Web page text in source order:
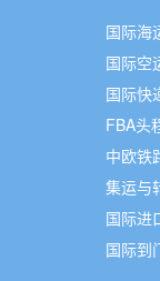
国际海
国际空
国际快
FBA头
中欧铁
集运与
国际进
国际到